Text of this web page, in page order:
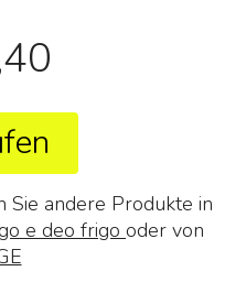
Sie andere Produkte in
e deo frigo oder von